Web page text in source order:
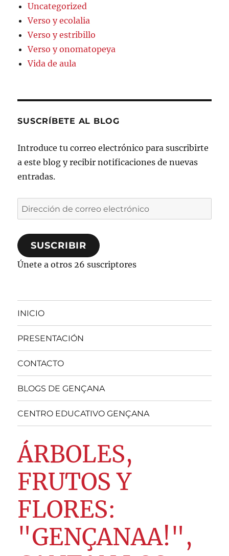
Uncategorized
Verso y ecolalia
Verso y estribillo
Verso y onomatopeya
Vida de aula
SUSCRÍBETE AL BLOG
Introduce tu correo electrónico para suscribirte
a este blog y recibir notificaciones de nuevas
entradas.
Dirección
de
correo
electrónico
SUSCRIBIR
Únete a otros 26 suscriptores
INICIO
PRESENTACIÓN
CONTACTO
BLOGS DE GENÇANA
CENTRO EDUCATIVO GENÇANA
ÁRBOLES,
FRUTOS Y
FLORES:
"GENÇANAA!",